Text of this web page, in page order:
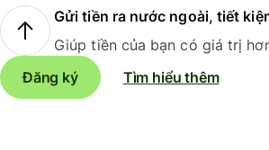
Gửi tiền ra nước ngoài, tiết
Giúp tiền của bạn có giá trị
Đăng ký
Tìm hiểu thêm